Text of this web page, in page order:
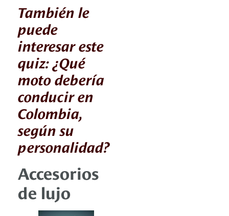
También le
puede
interesar este
quiz: ¿Qué
moto debería
conducir en
Colombia,
según su
personalidad?
Accesorios
de lujo